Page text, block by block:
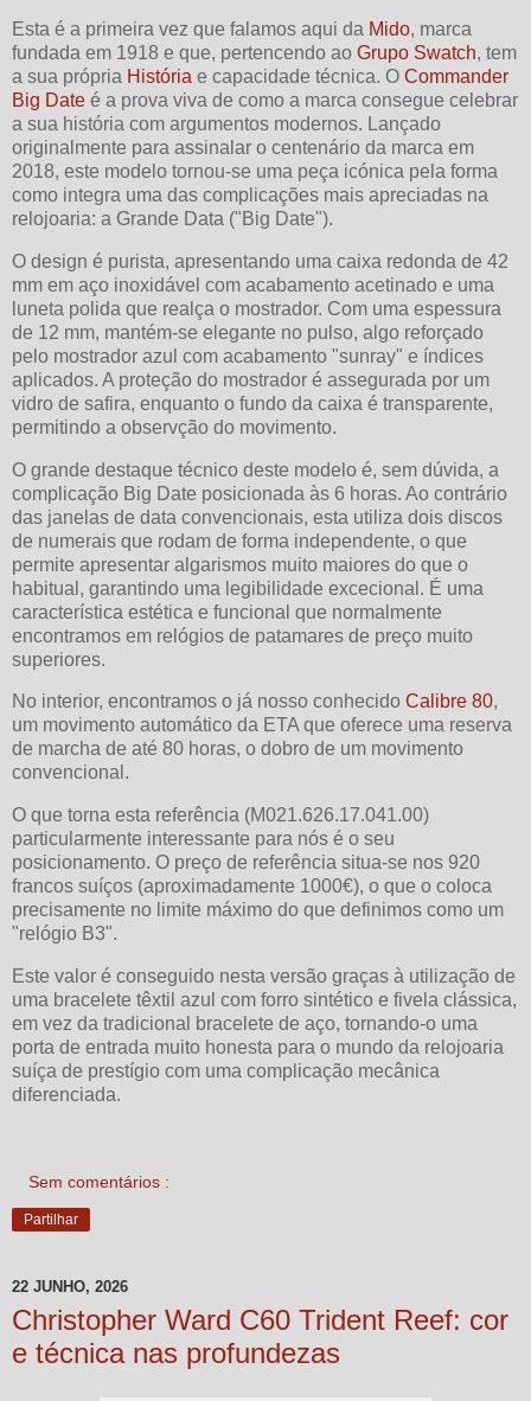
Esta é a primeira vez que falamos aqui da Mido, marca
fundada em 1918 e que, pertencendo ao Grupo Swatch, tem
a sua própria História e capacidade técnica. O Commander
Big Date é a prova viva de como a marca consegue celebrar
a sua história com argumentos modernos. Lançado
originalmente para assinalar o centenário da marca em
2018, este modelo tornou-se uma peça icónica pela forma
como integra uma das complicações mais apreciadas na
relojoaria: a Grande Data ("Big Date").
O design é purista, apresentando uma caixa redonda de 42
mm em aço inoxidável com acabamento acetinado e uma
luneta polida que realça o mostrador. Com uma espessura
de 12 mm, mantém-se elegante no pulso, algo reforçado
pelo mostrador azul com acabamento "sunray" e índices
aplicados. A proteção do mostrador é assegurada por um
vidro de safira, enquanto o fundo da caixa é transparente,
permitindo a observção do movimento.
O grande destaque técnico deste modelo é, sem dúvida, a
complicação Big Date posicionada às 6 horas. Ao contrário
das janelas de data convencionais, esta utiliza dois discos
de numerais que rodam de forma independente, o que
permite apresentar algarismos muito maiores do que o
habitual, garantindo uma legibilidade excecional. É uma
característica estética e funcional que normalmente
encontramos em relógios de patamares de preço muito
superiores.
No interior, encontramos o já nosso conhecido Calibre 80,
um movimento automático da ETA que oferece uma reserva
de marcha de até 80 horas, o dobro de um movimento
convencional.
O que torna esta referência (M021.626.17.041.00)
particularmente interessante para nós é o seu
posicionamento. O preço de referência situa-se nos 920
francos suíços (aproximadamente 1000€), o que o coloca
precisamente no limite máximo do que definimos como um
"relógio B3".
Este valor é conseguido nesta versão graças à utilização de
uma bracelete têxtil azul com forro sintético e fivela clássica,
em vez da tradicional bracelete de aço, tornando-o uma
porta de entrada muito honesta para o mundo da relojoaria
suíça de prestígio com uma complicação mecânica
diferenciada.
Sem comentários :
Partilhar
22 JUNHO, 2026
Christopher Ward C60 Trident Reef: cor
e técnica nas profundezas